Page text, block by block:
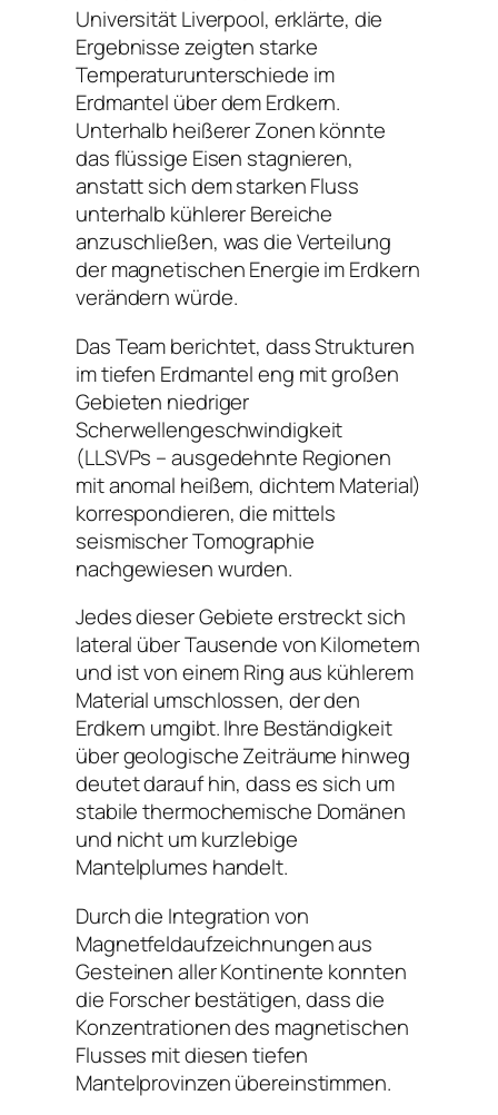
Universität Liverpool, erklärte, die
Ergebnisse zeigten starke
Temperaturunterschiede im
Erdmantel über dem Erdkern.
Unterhalb heißerer Zonen könnte
das flüssige Eisen stagnieren,
anstatt sich dem starken Fluss
unterhalb kühlerer Bereiche
anzuschließen, was die Verteilung
der magnetischen Energie im Erdkern
verändern würde.
Das Team berichtet, dass Strukturen
im tiefen Erdmantel eng mit großen
Gebieten niedriger
Scherwellengeschwindigkeit
(LLSVPs – ausgedehnte Regionen
mit anomal heißem, dichtem Material)
korrespondieren, die mittels
seismischer Tomographie
nachgewiesen wurden.
Jedes dieser Gebiete erstreckt sich
lateral über Tausende von Kilometern
und ist von einem Ring aus kühlerem
Material umschlossen, der den
Erdkern umgibt. Ihre Beständigkeit
über geologische Zeiträume hinweg
deutet darauf hin, dass es sich um
stabile thermochemische Domänen
und nicht um kurzlebige
Mantelplumes handelt.
Durch die Integration von
Magnetfeldaufzeichnungen aus
Gesteinen aller Kontinente konnten
die Forscher bestätigen, dass die
Konzentrationen des magnetischen
Flusses mit diesen tiefen
Mantelprovinzen übereinstimmen.